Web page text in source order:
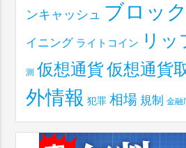
ンキャッシュ ブロッ
イニング ライトコイン リッ
測 仮想通貨仮想通貨
外情報 犯罪 相場 規制 金融